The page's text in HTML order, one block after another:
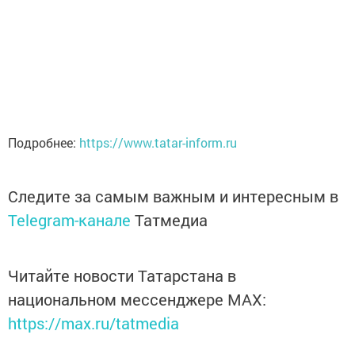
Подробнее: https://www.tatar-inform.ru
Следите за самым важным и интересным в
Telegram-канале Татмедиа
Читайте новости Татарстана в
национальном мессенджере MАХ:
https://max.ru/tatmedia